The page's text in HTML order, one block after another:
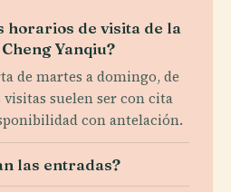
horarios de visita de la
Yanqiu?
de martes a domingo, de
visitas suelen ser con cita
con antelación.
las entradas?